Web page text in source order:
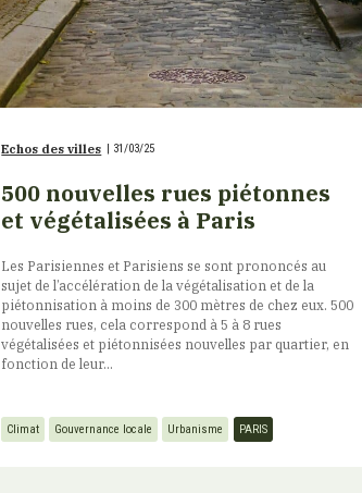
Echos des villes | 31/03/25
500 nouvelles rues piétonnes
et végétalisées à Paris
Les Parisiennes et Parisiens se sont prononcés au
sujet de l’accélération de la végétalisation et de la
piétonnisation à moins de 300 mètres de chez eux. 500
nouvelles rues, cela correspond à 5 à 8 rues
végétalisées et piétonnisées nouvelles par quartier, en
fonction de leur...
Climat Gouvernance locale Urbanisme PARIS